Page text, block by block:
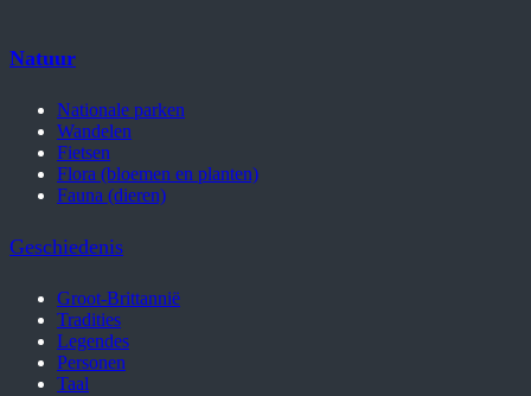
Natuur
Nationale parken
Wandelen
Fietsen
Flora (bloemen en planten)
Fauna (dieren)
Geschiedenis
Groot-Brittannië
Tradities
Legendes
Personen
Taal